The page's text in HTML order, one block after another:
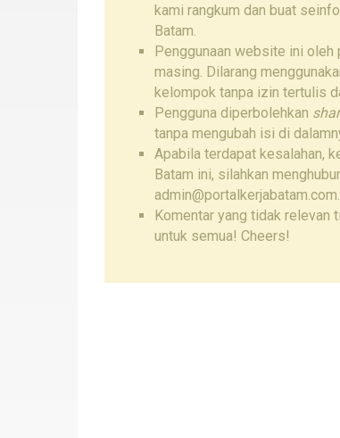
kami rangkum dan buat
Batam.
Penggunaan website ini oleh
masing. Dilarang
kelompok tanpa izin tertulis
Pengguna diperbolehkan
tanpa mengubah isi di
Apabila terdapat kesalahan,
Batam ini, silahkan
admin@portalkerjabatam.com.
Komentar yang tidak
untuk semua! Cheers!